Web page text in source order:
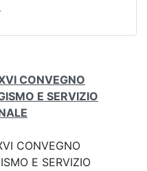
CONVEGNO
E SERVIZIO
CONVEGNO
E SERVIZIO